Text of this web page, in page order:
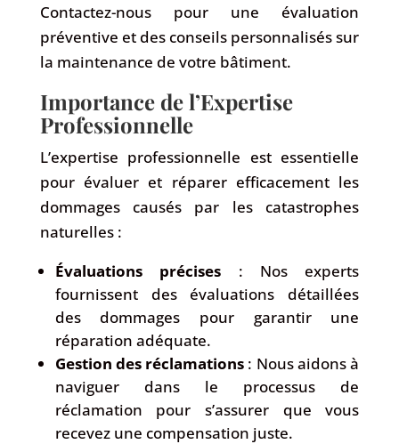
Contactez-nous pour une évaluation
préventive et des conseils personnalisés sur
la maintenance de votre bâtiment.
Importance de l’Expertise
Professionnelle
L’expertise professionnelle est essentielle
pour évaluer et réparer efficacement les
dommages causés par les catastrophes
naturelles :
Évaluations précises : Nos experts
fournissent des évaluations détaillées
des dommages pour garantir une
réparation adéquate.
Gestion des réclamations : Nous aidons à
naviguer dans le processus de
réclamation pour s’assurer que vous
recevez une compensation juste.